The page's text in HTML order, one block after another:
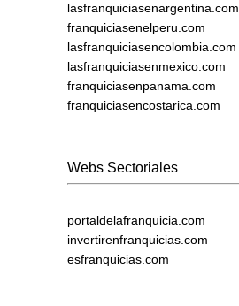
lasfranquiciasenargentina.com
franquiciasenelperu.com
lasfranquiciasencolombia.com
lasfranquiciasenmexico.com
franquiciasenpanama.com
franquiciasencostarica.com
Webs Sectoriales
portaldelafranquicia.com
invertirenfranquicias.com
esfranquicias.com